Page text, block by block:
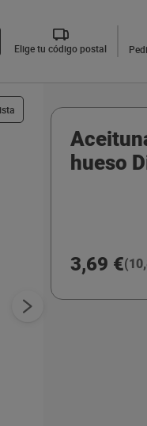
Elige tu código postal
hueso
3,69 €